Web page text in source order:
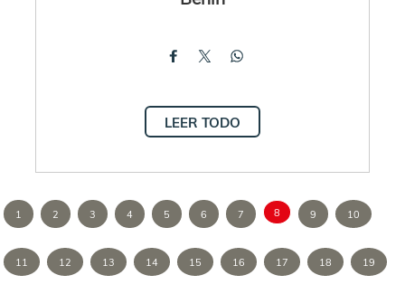
LEER TODO
1 2 3 4 5 6 7 8 9 10
11 12 13 14 15 16 17 18 19